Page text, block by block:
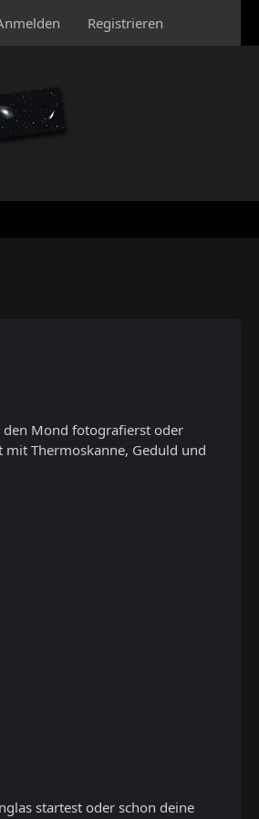
Registrieren
den Mond fotografierst oder
Thermoskanne, Geduld und
startest oder schon deine